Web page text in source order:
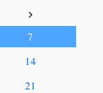
keyboard_arrow_right
7
14
21